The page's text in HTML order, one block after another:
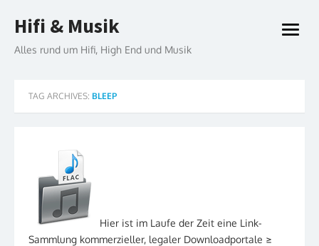
to
Hifi & Musik
Alles rund um Hifi, High End und Musik
open
TAG ARCHIVES: BLEEP
Hier ist im Laufe der Zeit eine Link-
Sammlung kommerzieller, legaler Downloadportale ≥